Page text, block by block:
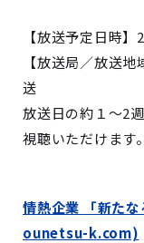
【放送予定日時
【放送局／放送
送
放送日の約１～2
視聴いただけます。
情熱企業 「新た
ounetsu-k.com)